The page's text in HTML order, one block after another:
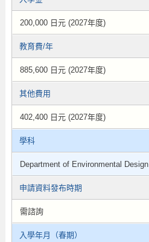
200,000 日元 (2027年度)
教育費/年
885,600 日元 (2027年度)
其他費用
402,400 日元 (2027年度)
學科
Department of Environmental Design
申請資料發布時期
需諮詢
入學年月（春期）